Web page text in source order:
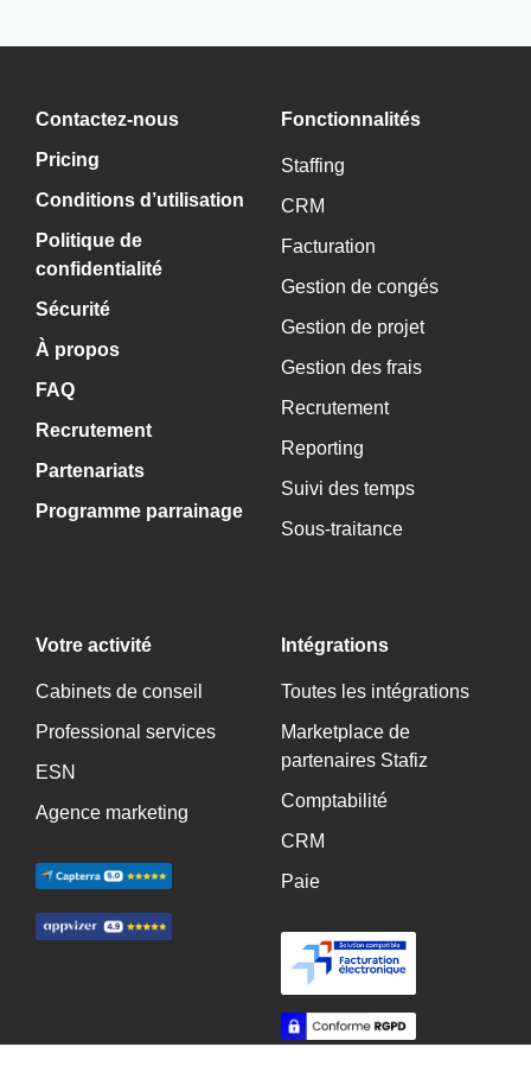
Contactez-nous
Pricing
Conditions d’utilisation
Politique de
confidentialité
Sécurité
À propos
FAQ
Recrutement
Partenariats
Programme parrainage
Fonctionnalités
Staffing
CRM
Facturation
Gestion de congés
Gestion de projet
Gestion des frais
Recrutement
Reporting
Suivi des temps
Sous-traitance
Votre activité
Cabinets de conseil
Professional services
ESN
Agence marketing
Intégrations
Toutes les intégrations
Marketplace de
partenaires Stafiz
Comptabilité
CRM
Paie